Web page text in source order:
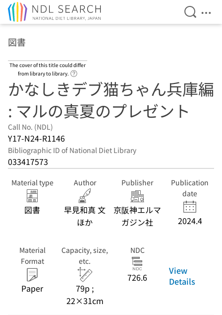
Open
図書
The cover of this title could differ
from library to library.
かなしきデブ猫ちゃん兵庫編
: マルの真夏のプレゼント
Call No. (NDL)
Y17-N24-R1146
Bibliographic ID of National Diet Library
033417573
Material type
図書
Author
早見和真 文
ほか
Publisher
京阪神エルマ
ガジン社
Publication
date
2024.4
Material
Format
Paper
Capacity, size,
etc.
79p ;
22×31cm
NDC
726.6
View
Details